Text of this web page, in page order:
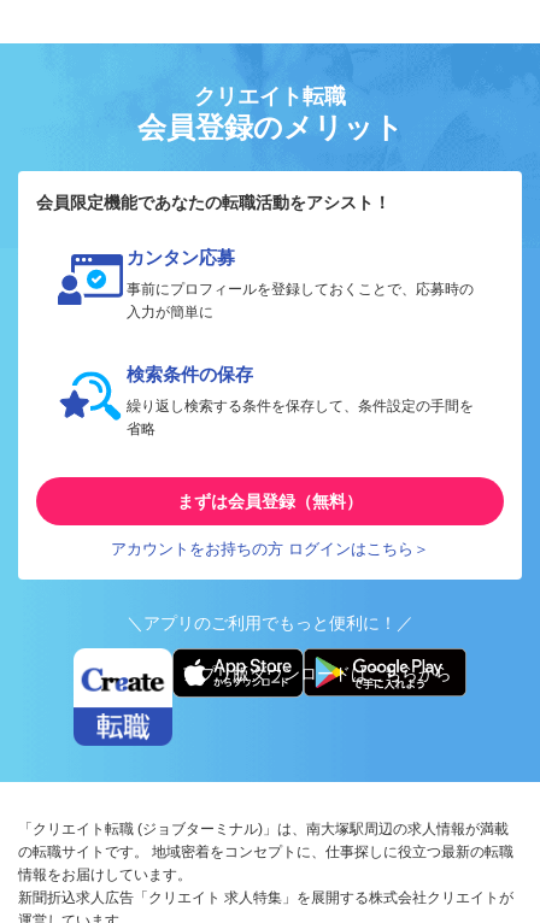
クリエイト転職
会員登録のメリット
会員限定機能であなたの転職活動をアシスト！
カンタン応募
事前にプロフィールを登録しておくことで、応募時の
入力が簡単に
検索条件の保存
繰り返し検索する条件を保存して、条件設定の手間を
省略
まずは会員登録（無料）
アカウントをお持ちの方 ログインはこちら＞
＼アプリのご利用でもっと便利に！／
アプリ版ダウンロードはこちらから
「クリエイト転職 (ジョブターミナル)」は、南大塚駅周辺の求人情報が満載
の転職サイトです。 地域密着をコンセプトに、仕事探しに役立つ最新の転職
情報をお届けしています。
新聞折込求人広告「クリエイト 求人特集」を展開する株式会社クリエイトが